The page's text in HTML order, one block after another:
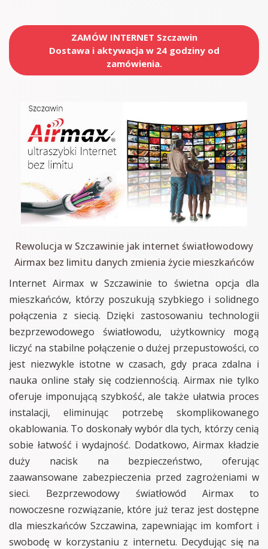
ZAMÓW INTERNET Szczawin
Dostawa i aktywacja w 24 godziny od
zamówienia.
Rewolucja w Szczawinie jak internet światłowodowy
Airmax bez limitu danych zmienia życie mieszkańców
Internet Airmax w Szczawinie to świetna opcja dla
mieszkańców, którzy poszukują szybkiego i solidnego
połączenia z siecią. Dzięki zastosowaniu technologii
bezprzewodowego światłowodu, użytkownicy mogą
liczyć na stabilne połączenie o dużej przepustowości, co
jest niezwykle istotne w czasach, gdy praca zdalna i
nauka online stały się codziennością. Airmax nie tylko
oferuje imponującą szybkość, ale także ułatwia proces
instalacji, eliminując potrzebę skomplikowanego
okablowania. To doskonały wybór dla tych, którzy cenią
sobie łatwość i wydajność. Dodatkowo, Airmax kładzie
duży nacisk na bezpieczeństwo, oferując
zaawansowane zabezpieczenia przed zagrożeniami w
sieci. Bezprzewodowy światłowód Airmax to
nowoczesne rozwiązanie, które już teraz jest dostępne
dla mieszkańców Szczawina, zapewniając im komfort i
swobodę w korzystaniu z internetu. Decydując się na